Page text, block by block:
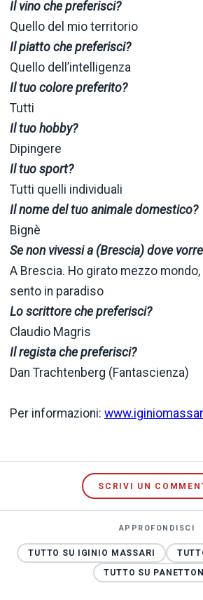
Il vino che preferisci?
Quello del mio territorio
Il piatto che preferisci?
Quello dell’intelligenza
Il tuo colore preferito?
Tutti
Il tuo hobby?
Dipingere
Il tuo sport?
Tutti quelli individuali
Il nome del tuo animale domestico?
Bignè
Se non vivessi a (Brescia) dove
A Brescia. Ho girato mezzo
sento in paradiso
Lo scrittore che preferisci?
Claudio Magris
Il regista che preferisci?
Dan Trachtenberg (Fantascienza)
Per informazioni:
SCRIVI UN
APPROFONDISCI
TUTTO SU IGINIO MASSARI
TUTTO SU